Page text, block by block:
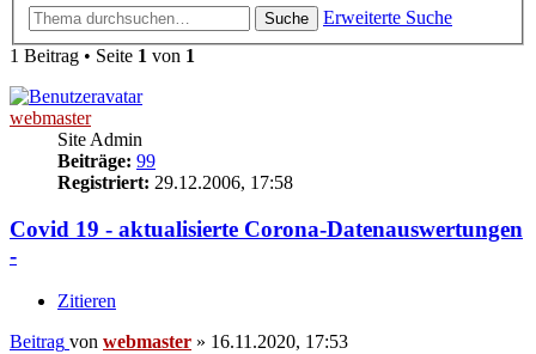
Suche
Erweiterte Suche
1 Beitrag • Seite 1 von 1
webmaster
Site Admin
Beiträge: 99
Registriert: 29.12.2006, 17:58
Covid 19 - aktualisierte Corona-Datenauswertungen
-
Zitieren
Beitrag von webmaster » 16.11.2020, 17:53